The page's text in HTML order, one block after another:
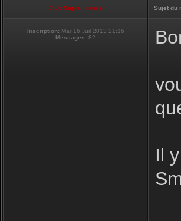
Club Supra France Sujet du
Inscription: Mar 16 Juil 2013 21:16
Messages: 82
Il